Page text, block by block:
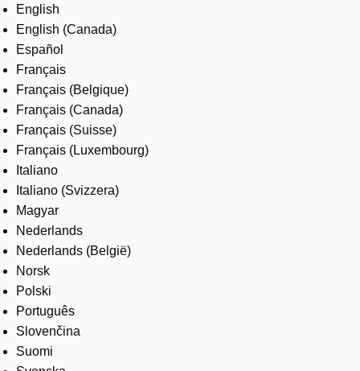
Careers
English
English (Canada)
Español
Français
Français (Belgique)
Français (Canada)
Français (Suisse)
Français (Luxembourg)
Italiano
Italiano (Svizzera)
Magyar
Nederlands
Nederlands (België)
Norsk
Polski
Português
Slovenčina
Suomi